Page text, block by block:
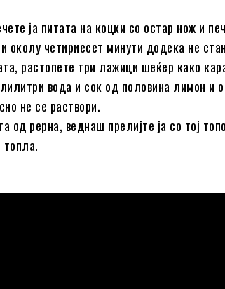
ја питата на коцки со остар нож и
околу четириесет минути додека не
растопете три лажици шеќер како
вода и сок од половина лимон и
не се раствори.
од рерна, веднаш прелијте ја со тој